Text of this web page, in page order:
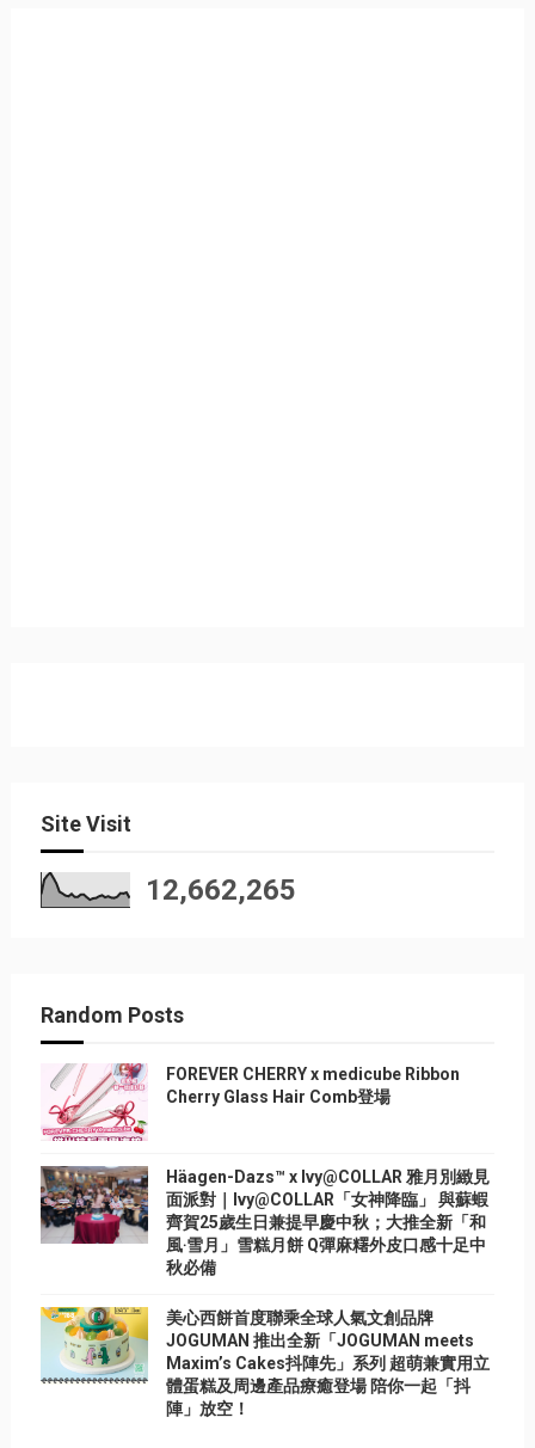
Site Visit
12,662,265
Random Posts
FOREVER CHERRY x medicube Ribbon
Cherry Glass Hair Comb登場
Häagen-Dazs™ x Ivy@COLLAR 雅月別緻見
面派對｜Ivy@COLLAR「女神降臨」 與蘇蝦
齊賀25歲生日兼提早慶中秋；大推全新「和
風‧雪月」雪糕月餅 Q彈麻糬外皮口感十足中
秋必備
美心西餅首度聯乘全球人氣文創品牌
JOGUMAN 推出全新「JOGUMAN meets
Maxim’s Cakes抖陣先」系列 超萌兼實用立
體蛋糕及周邊產品療癒登場 陪你一起「抖
陣」放空！